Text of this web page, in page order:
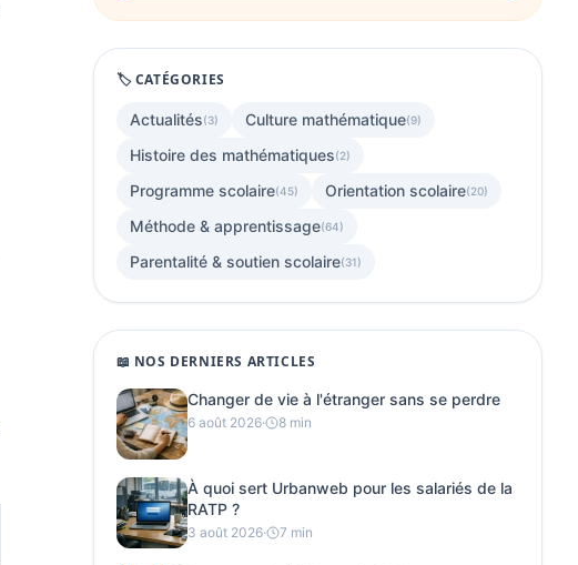
🏷️ CATÉGORIES
Actualités(3) Culture mathématique(9)
Histoire des mathématiques(2)
Programme scolaire(45) Orientation scolaire(20)
Méthode & apprentissage(64)
Parentalité & soutien scolaire(31)
📖 NOS DERNIERS ARTICLES
Changer de vie à l'étranger sans se perdre
6 août 2026· 8 min
À quoi sert Urbanweb pour les salariés de la
RATP ?
3 août 2026· 7 min